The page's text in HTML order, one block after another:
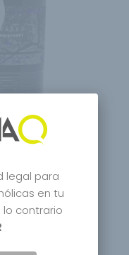
1.1
legal para
en tu
lo contrario